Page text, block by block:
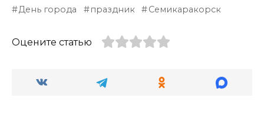
День города праздник Семикаракорск
Оцените статью